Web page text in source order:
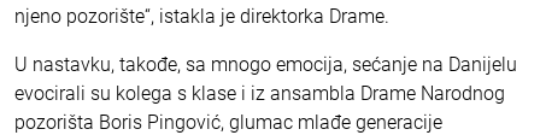
njeno pozorište“, istakla je direktorka Drame.
U nastavku, takođe, sa mnogo emocija, sećanje na Danijelu
evocirali su kolega s klase i iz ansambla Drame Narodnog
pozorišta Boris Pingović, glumac mlađe generacije